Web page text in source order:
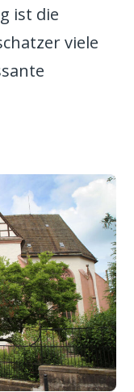
ist die
viele